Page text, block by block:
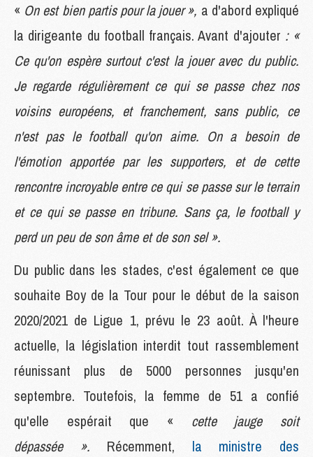
« On est bien partis pour la jouer », a d'abord expliqué
la dirigeante du football français. Avant d'ajouter : «
Ce qu'on espère surtout c'est la jouer avec du public.
Je regarde régulièrement ce qui se passe chez nos
voisins européens, et franchement, sans public, ce
n'est pas le football qu'on aime. On a besoin de
l'émotion apportée par les supporters, et de cette
rencontre incroyable entre ce qui se passe sur le terrain
et ce qui se passe en tribune. Sans ça, le football y
perd un peu de son âme et de son sel ».
Du public dans les stades, c'est également ce que
souhaite Boy de la Tour pour le début de la saison
2020/2021 de Ligue 1, prévu le 23 août. À l'heure
actuelle, la législation interdit tout rassemblement
réunissant plus de 5000 personnes jusqu'en
septembre. Toutefois, la femme de 51 a confié
qu'elle espérait que « cette jauge soit
dépassée ». Récemment, la ministre des